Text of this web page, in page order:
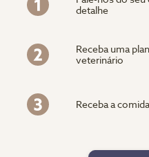
detalhe
Receba uma
veterinário
Receba a